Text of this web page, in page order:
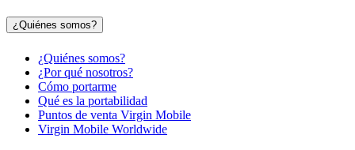
¿Quiénes somos?
¿Quiénes somos?
¿Por qué nosotros?
Cómo portarme
Qué es la portabilidad
Puntos de venta Virgin Mobile
Virgin Mobile Worldwide